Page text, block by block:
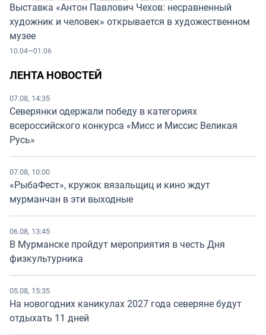
ЛЕНТА НОВОСТЕЙ
07.08, 14:35
Северянки одержали победу в категориях
всероссийского конкурса «Мисс и Миссис Великая
Русь»
07.08, 10:00
«РыбаФест», кружок вязальщиц и кино ждут
мурманчан в эти выходные
06.08, 13:45
В Мурманске пройдут мероприятия в честь Дня
физкультурника
05.08, 15:35
На новогодних каникулах 2027 года северяне будут
отдыхать 11 дней
Выставка «Антон Павлович Чехов: несравненный
художник и человек» открывается в художественном
музее
10.04—01.06